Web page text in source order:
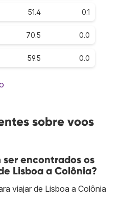
51.4 0.1
70.5 0.0
59.5 0.0
sobre voos
ser encontrados os
Lisboa a Colônia?
viajar de Lisboa a Colônia